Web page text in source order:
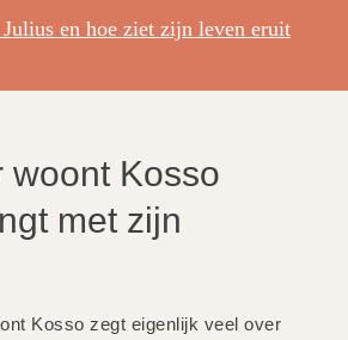
en hoe ziet zijn leven eruit
woont Kosso
met zijn
Kosso zegt eigenlijk veel over